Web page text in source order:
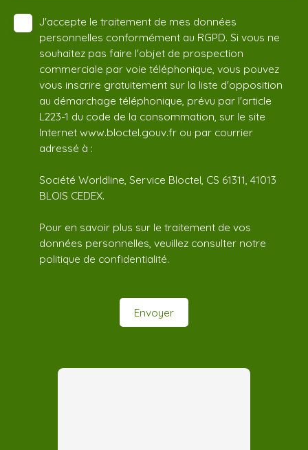
J'accepte le traitement de mes données
personnelles conformément au RGPD. Si vous ne
souhaitez pas faire l'objet de prospection
commerciale par voie téléphonique, vous pouvez
vous inscrire gratuitement sur la liste d'opposition
au démarchage téléphonique, prévu par l'article
L223-1 du code de la consommation, sur le site
Internet www.bloctel.gouv.fr ou par courrier
adressé à :
Société Worldline, Service Bloctel, CS 61311, 41013
BLOIS CEDEX.
Pour en savoir plus sur le traitement de vos
données personnelles, veuillez consulter notre
politique de confidentialité.
Envoyer